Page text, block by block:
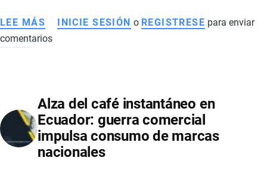
LEE MÁS SOBRE
DROPSHIPPING
COMPLETA
PARA
EMPRENDEDORES
EN
INICIE SESIÓN o REGISTRESE para enviar
comentarios
Alza del café instantáneo en
Ecuador: guerra comercial
impulsa consumo de marcas
nacionales